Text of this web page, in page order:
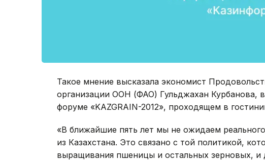
Такое мнение высказала экономист
организации ООН (ФАО) Гульджахан Курбанова,
форуме «KAZGRAIN-2012», проходящем в
«В ближайшие пять лет мы не ожидаем
из Казахстана. Это связано с той политикой,
выращивания пшеницы и остальных зерновых, и